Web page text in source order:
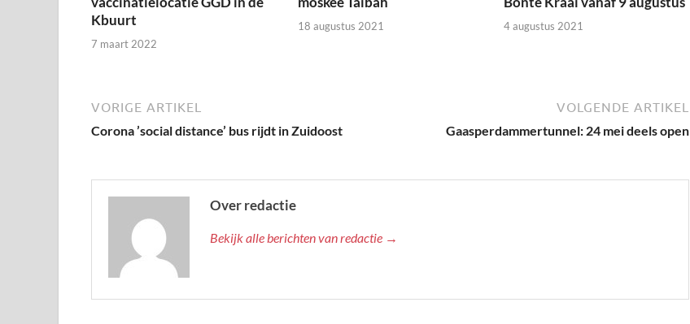
Kbuurt
7 maart 2022
18 augustus 2021 4 augustus 2021
VORIGE ARTIKEL
Corona ’social distance’ bus rijdt in Zuidoost
VOLGENDE ARTIKEL
Gaasperdammertunnel: 24 mei deels open
Over redactie
Bekijk alle berichten van redactie →